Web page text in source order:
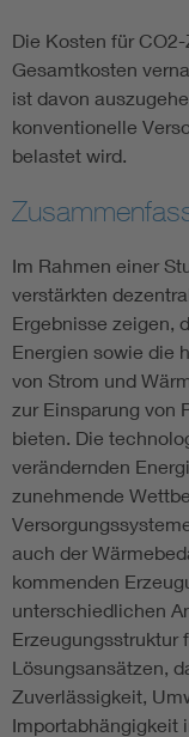
Die Kosten für
Gesamtkosten
ist davon
konventionelle
belastet wird.
Im Rahmen einer
verstärkten
Ergebnisse zeigen,
Energien sowie die
von Strom und
zur Einsparung von
bieten. Die
verändernden
zunehmende
auch der
kommenden
unterschiedlichen
Erzeugungsstruktur
Lösungsansätzen,
Zuverlässigkeit,
Importabhängigkeit